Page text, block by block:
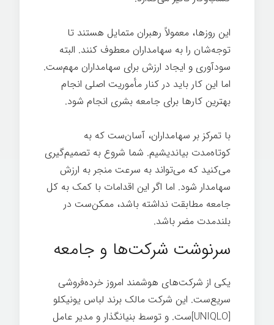
این روزها، معمولاً رهبران متمایل هستند تا
توجه‌شان را به سهامداران معطوف کنند. البته
سودآوری و ایجاد ارزش برای سهامداران مهم‌ست.
اما این کار باید در کنار مأموریت اصلی انجام
بهترین کارها برای جامعه بشری انجام شود.
با تمرکز بر سهامداران، آسان‌ست که به
کوتاه‌مدت بیاندیشیم. شما شروع به تصمیم‌گیری
می‌کنید که می‌تواند به سرعت منجر به ارزش
سهامدار شود. اما اگر این اقدامات با کمک به کل
جامعه مطابقت نداشته باشد، ممکن‌ست در
بلندمدت مضر باشد.
سرنوشت شرکت‌ها و جامعه
یکی از شرکت‌های هوشمند امروز خرده‌فروشی
سریع‌ست. این شرکت مالک برند لباس یونیکلو
[UNIQLO]ست. و توسط بنیانگذار و مدیر عامل